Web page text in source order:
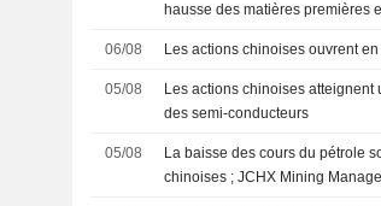
hausse des matières premières
06/08 Les actions chinoises ouvrent
05/08
Les actions chinoises atteignent
des semi-conducteurs
05/08
La baisse des cours du pétrole
chinoises ; JCHX Mining